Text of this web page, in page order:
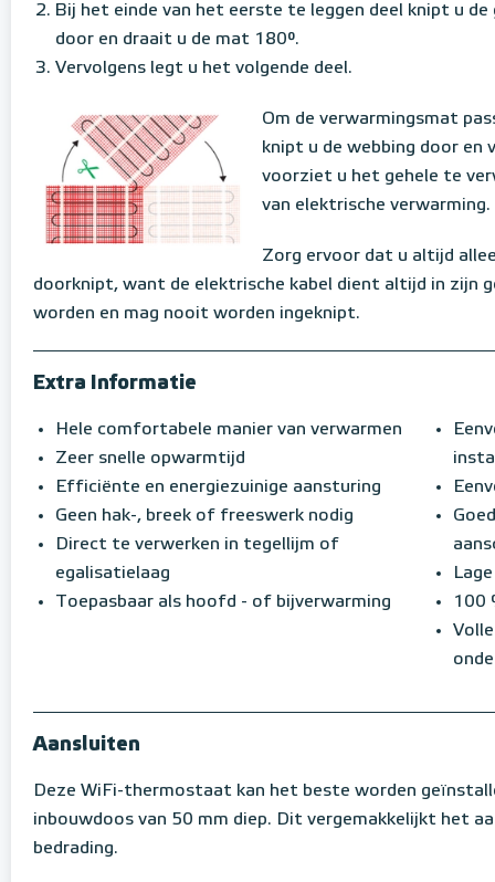
Bij het einde van het eerste te leggen deel knipt u de
door en draait u de mat 180°.
Vervolgens legt u het volgende deel.
Om de verwarmingsmat
knipt u de webbing door en
voorziet u het gehele te
van elektrische verwarming.
Zorg ervoor dat u altijd
doorknipt, want de elektrische kabel dient altijd in zijn
worden en mag nooit worden ingeknipt.
Extra Informatie
Hele comfortabele manier van verwarmen
Zeer snelle opwarmtijd
Efficiënte en energiezuinige aansturing
Geen hak-, breek of freeswerk nodig
Direct te verwerken in tegellijm of
egalisatielaag
Toepasbaar als hoofd - of bijverwarming
100
Aansluiten
Deze WiFi-thermostaat kan het beste worden
inbouwdoos van 50 mm diep. Dit vergemakkelijkt het
bedrading.